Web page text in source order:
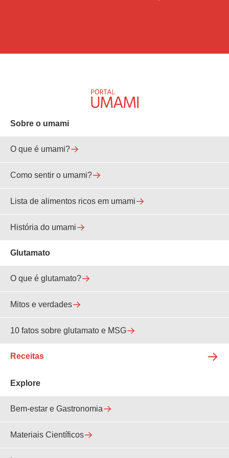
Sobre o umami
O que é umami?
Como sentir o umami?
Lista de alimentos ricos em umami
História do umami
Glutamato
O que é glutamato?
Mitos e verdades
10 fatos sobre glutamato e MSG
Receitas
Explore
Bem-estar e Gastronomia
Materiais Científicos